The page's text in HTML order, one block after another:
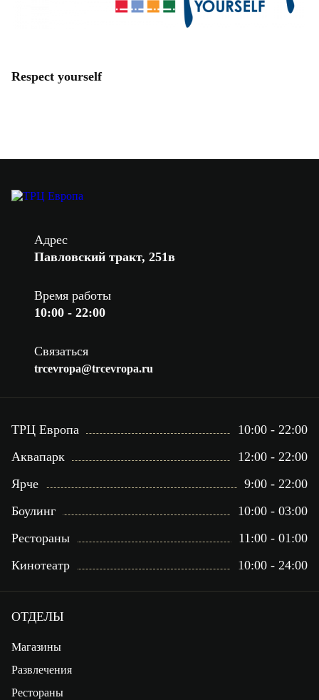
Respect yourself
Адрес
Павловский тракт, 251в
Время работы
10:00 - 22:00
Связаться
trcevropa@trcevropa.ru
ТРЦ Европа
10:00 - 22:00
Аквапарк
12:00 - 22:00
Ярче
9:00 - 22:00
Боулинг
10:00 - 03:00
Рестораны
11:00 - 01:00
Кинотеатр
10:00 - 24:00
ОТДЕЛЫ
Магазины
Развлечения
Рестораны